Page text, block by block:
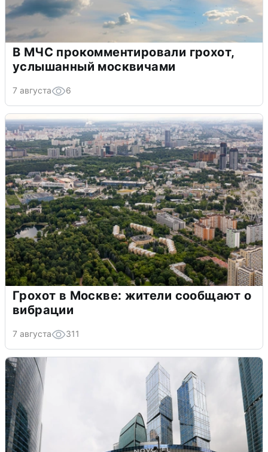
В МЧС прокомментировали грохот,
услышанный москвичами
7 августа 6
Грохот в Москве: жители сообщают о
вибрации
7 августа 311